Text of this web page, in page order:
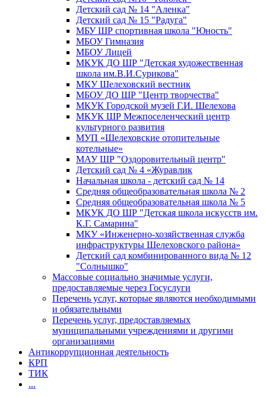
Детский сад № 14 "Аленка"
Детский сад № 15 "Радуга"
МБУ ШР спортивная школа "Юность"
МБОУ Гимназия
МБОУ Лицей
МКУК ДО ШР "Детская художественная
школа им.В.И.Сурикова"
МКУ Шелеховский вестник
МБОУ ДО ШР "Центр творчества"
МКУК Городской музей Г.И. Шелехова
МКУК ШР Межпоселенческий центр
культурного развития
МУП «Шелеховские отопительные
котельные»
МАУ ШР "Оздоровительный центр"
Детский сад № 4 «Журавлик
Начальная школа - детский сад № 14
Средняя общеобразовательная школа № 2
Средняя общеобразовательная школа № 5
МКУК ДО ШР "Детская школа искусств им.
К.Г. Самарина"
МКУ «Инженерно-хозяйственная служба
инфраструктуры Шелеховского района»
Детский сад комбинированного вида № 12
"Солнышко"
Массовые социально значимые услуги,
предоставляемые через Госуслуги
Перечень услуг, которые являются необходимыми
и обязательными
Перечень услуг, предоставляемых
муниципальными учреждениями и другими
организациями
Антикоррупционная деятельность
КРП
ТИК
...